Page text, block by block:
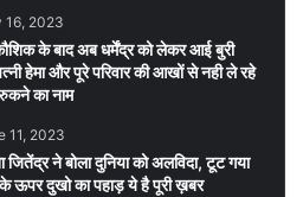
16, 2023
के बाद अब धर्मेंद्र को लेकर आई बुरी
हेमा और पूरे परिवार की आखों से नही ले रहे
का नाम
11, 2023
जितेंद्र ने बोला दुनिया को अलविदा, टूट गया
ऊपर दुखो का पहाड़ ये है पूरी ख़बर